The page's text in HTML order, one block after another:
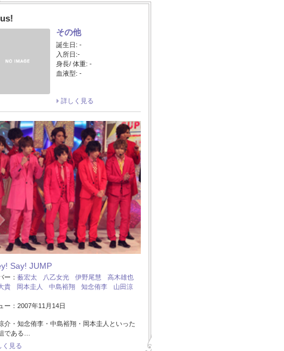
その他
誕生日: -
入所日:-
身長/ 体重: -
血液型: -
詳しく見る
Say! JUMP
ー： 薮宏太 八乙女光 伊野尾慧
高木雄也
貴
岡本圭人 中島裕翔 知念侑李
山田涼
ー：2007年11月14日
介・知念侑李・中島裕翔・岡本圭人といった
である…
く見る